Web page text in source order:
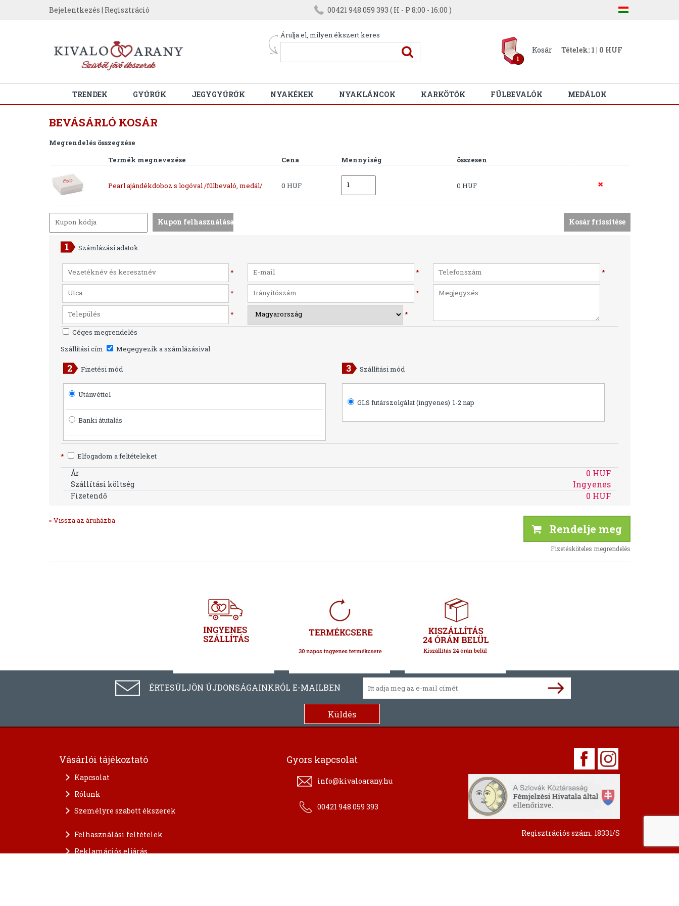
Bejelentkezés | Regisztráció 00421 948 059 393 ( H - P 8:00 - 16:00 )
Árulja el, milyen ékszert keres
1
Kosár Tételek: 1 | 0 HUF
TRENDEK GYŰRŰK JEGYGYŰRŰK NYAKÉKEK NYAKLÁNCOK KARKÖTŐK FÜLBEVALÓK MEDÁLOK
BEVÁSÁRLÓ KOSÁR
Megrendelés összegzése
Termék megnevezése
Cena Mennyiség összesen
Pearl ajándékdoboz s logóval /fülbevaló, medál/ 0 HUF 0 HUF
Számlázási adatok
* * *
* *
*
*
Céges megrendelés
Szállítási cím
Megegyezik a számlázásival
Fizetési mód
Utánvéttel
Banki átutalás
Szállítási mód
GLS futárszolgálat (ingyenes) 1-2 nap
* Elfogadom a feltételeket
Ár 0 HUF
Szállítási költség Ingyenes
Fizetendő 0 HUF
« Vissza az áruházba
Rendelje meg
Fizetésköteles megrendelés
ÉRTESÜLJÖN ÚJDONSÁGAINKRÓL E-MAILBEN
Vásárlói tájékoztató
Kapcsolat
Rólunk
Személyre szabott ékszerek
Felhasználási feltételek
Reklamációs eljárás
Gyors kapcsolat
info@kivaloarany.hu
00421 948 059 393
Regisztrációs szám: 18331/S